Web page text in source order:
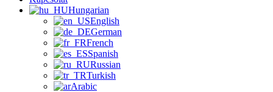
Hungarian
English
German
French
Spanish
Russian
Turkish
Arabic